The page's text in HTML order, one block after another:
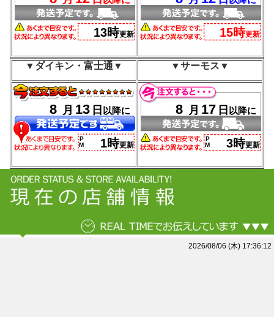
▼ダイキン・富士通▼ ▼サーモス▼